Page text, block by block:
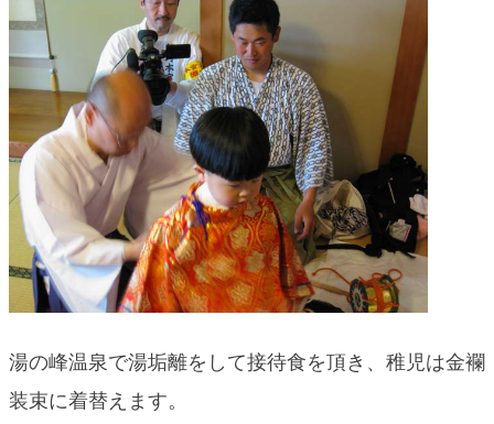
湯の峰温泉で湯垢離をして接待食を頂き、稚児は金襴
装束に着替えます。